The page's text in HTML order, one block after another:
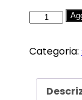
Bottiglia
camera
quantità
Categoria: